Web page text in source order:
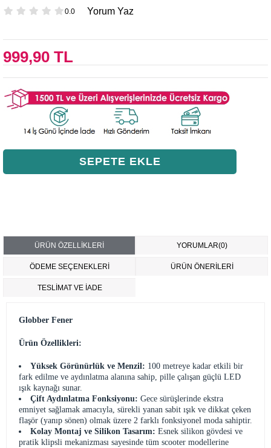
0.0 Yorum Yaz
999,90 TL
ÜRÜN ÖZELLIKLERI YORUMLAR(0)
ÖDEME SEÇENEKLERI ÜRÜN ÖNERILERI
TESLİMAT VE İADE
Globber Fener
Ürün Özellikleri:
Yüksek Görünürlük ve Menzil: 100 metreye kadar etkili bir
fark edilme ve aydınlatma alanına sahip, pille çalışan güçlü LED
ışık kaynağı sunar.
Çift Aydınlatma Fonksiyonu: Gece sürüşlerinde ekstra
emniyet sağlamak amacıyla, sürekli yanan sabit ışık ve dikkat çeken
flaşör (yanıp sönen) olmak üzere 2 farklı fonksiyonel moda sahiptir.
Kolay Montaj ve Silikon Tasarım: Esnek silikon gövdesi ve
pratik klipsli mekanizması sayesinde tüm scooter modellerine